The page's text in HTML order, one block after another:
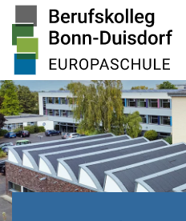
Zum Hauptinhalt springen